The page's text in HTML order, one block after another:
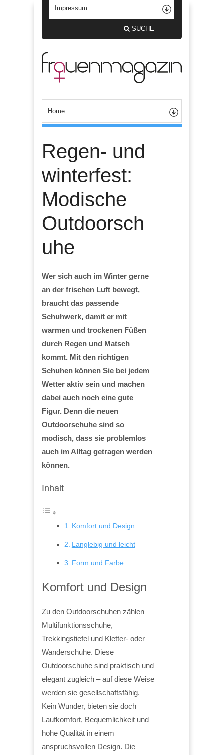
SUCHE
Regen- und
winterfest:
Modische
Outdoorsch
uhe
Wer sich auch im Winter gerne
an der frischen Luft bewegt,
braucht das passende
Schuhwerk, damit er mit
warmen und trockenen Füßen
durch Regen und Matsch
kommt. Mit den richtigen
Schuhen können Sie bei jedem
Wetter aktiv sein und machen
dabei auch noch eine gute
Figur. Denn die neuen
Outdoorschuhe sind so
modisch, dass sie problemlos
auch im Alltag getragen werden
können.
Inhalt
Komfort und Design
Langlebig und leicht
Form und Farbe
Komfort und Design
Zu den Outdoorschuhen zählen
Multifunktionsschuhe,
Trekkingstiefel und Kletter- oder
Wanderschuhe. Diese
Outdoorschuhe sind praktisch und
elegant zugleich – auf diese Weise
werden sie gesellschaftsfähig.
Kein Wunder, bieten sie doch
Laufkomfort, Bequemlichkeit und
hohe Qualität in einem
anspruchsvollen Design. Die